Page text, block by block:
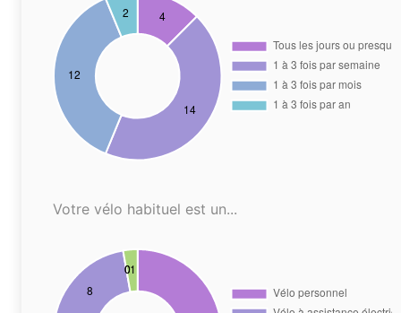
Votre vélo habituel est un...